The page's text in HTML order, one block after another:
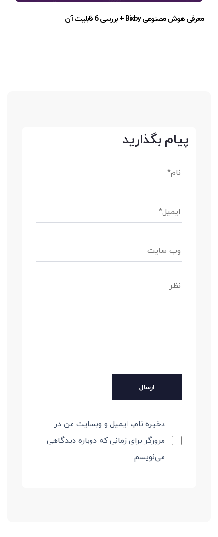
معرفی هوش مصنوعی Bixby + بررسی 6 قابلیت آن
پیام بگذارید
ذخیره نام، ایمیل و وبسایت من در
مرورگر برای زمانی که دوباره دیدگاهی
می‌نویسم.